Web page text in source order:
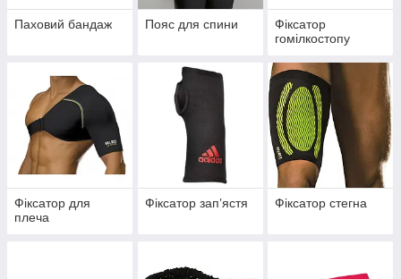
Паховий бандаж Пояс для спини
Фіксатор
гомілкостопу
Фіксатор для
плеча
Фіксатор запʼястя Фіксатор стегна